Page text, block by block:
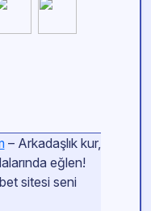
– Arkadaşlık kur,
eğlen!
sitesi seni